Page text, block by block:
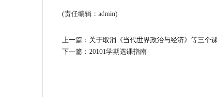
(责任编辑：admin)
上一篇： 关于取消《当代世界政治与经济》等三个
下一篇： 20101学期选课指南